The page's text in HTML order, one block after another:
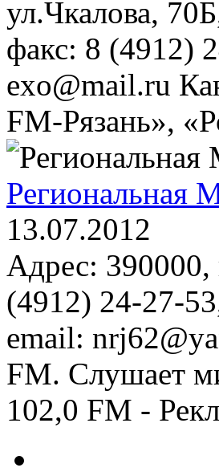
ул.Чкалова,
факс: 8 (4912)
exo@mail.ru
FM-Рязань»,
Региональная
13.07.2012
Адрес: 390000,
(4912) 24-27-
email:
FM. Слушает
102,0 FM -